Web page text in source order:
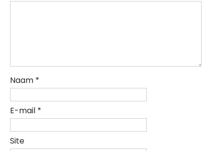
Naam *
E-mail *
Site